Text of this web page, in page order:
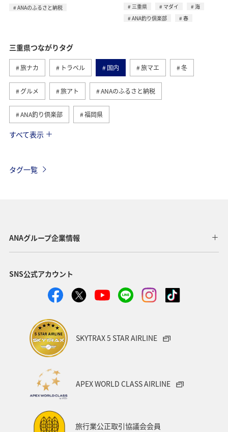
ANAのふるさと納税
三重県 マダイ
海
ANA釣り倶楽部
春
三重県つながりタグ
旅ナカ トラベル 国内 旅マエ 冬
グルメ 旅アト ANAのふるさと納税
ANA釣り倶楽部 福岡県
千葉県
すべて表示
タグ一覧
ANAグループ企業情報
SNS公式アカウント
SKYTRAX 5 STAR AIRLINE
APEX WORLD CLASS AIRLINE
旅行業公正取引協議会会員